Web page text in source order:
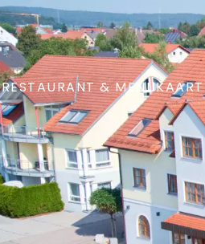
RESTAURANT & MENUKAART